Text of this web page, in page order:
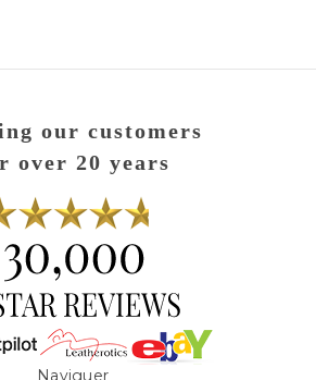
our customers
over 20 years